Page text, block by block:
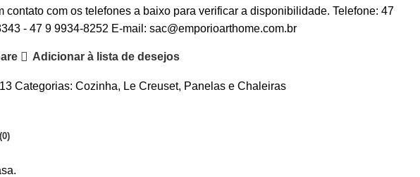
contato com os telefones a baixo para verificar a disponibilidade. Telefone: 47
- 47 9 9934-8252 E-mail: sac@emporioarthome.com.br
Adicionar à lista de desejos
Categorias: Cozinha, Le Creuset, Panelas e Chaleiras